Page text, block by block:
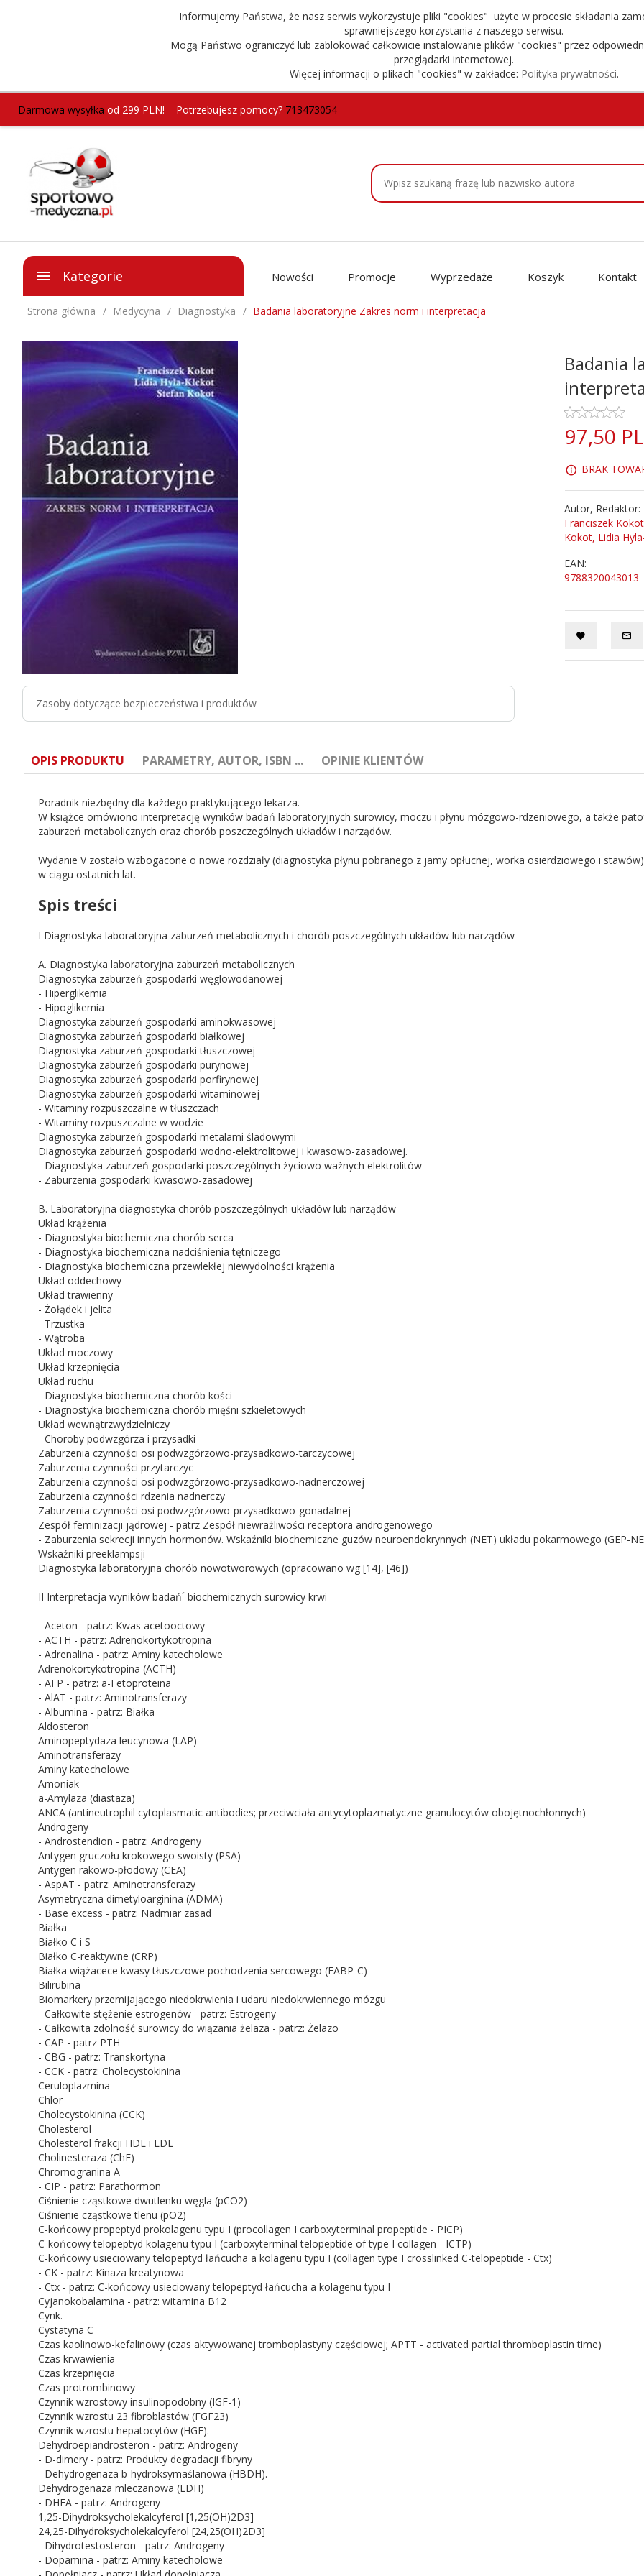
Informujemy Państwa, że nasz serwis wykorzystuje pliki "cookies" użyte w procesie składania
sprawniejszego korzystania z naszego serwisu.
Mogą Państwo ograniczyć lub zablokować całkowicie instalowanie plików "cookies" przez
przeglądarki internetowej.
Więcej informacji o plikach "cookies" w zakładce: Polityka prywatności.
Darmowa wysyłka od 299 PLN! Potrzebujesz pomocy?713473054
Kategorie Nowości Promocje Wyprzedaże Koszyk Kontakt
Strona główna Medycyna Diagnostyka Badania laboratoryjne Zakres norm i interpretacja
Zasoby dotyczące bezpieczeństwa i produktów
Badania
97,50
BRAK
Autor, Redaktor:
Franciszek
Kokot, Lidia
EAN:
9788320043013
OPIS PRODUKTU PARAMETRY, AUTOR, ISBN ... OPINIE KLIENTÓW
Poradnik niezbędny dla każdego praktykującego lekarza.
W książce omówiono interpretację wyników badań laboratoryjnych surowicy, moczu i płynu mózgowo-rdzeniowego, a także
zaburzeń metabolicznych oraz chorób poszczególnych układów i narządów.
Wydanie V zostało wzbogacone o nowe rozdziały (diagnostyka płynu pobranego z jamy opłucnej, worka osierdziowego i
w ciągu ostatnich lat.
Spis treści
I Diagnostyka laboratoryjna zaburzeń metabolicznych i chorób poszczególnych układów lub narządów
A. Diagnostyka laboratoryjna zaburzeń metabolicznych
Diagnostyka zaburzeń gospodarki węglowodanowej
- Hiperglikemia
- Hipoglikemia
Diagnostyka zaburzeń gospodarki aminokwasowej
Diagnostyka zaburzeń gospodarki białkowej
Diagnostyka zaburzeń gospodarki tłuszczowej
Diagnostyka zaburzeń gospodarki purynowej
Diagnostyka zaburzeń gospodarki porfirynowej
Diagnostyka zaburzeń gospodarki witaminowej
- Witaminy rozpuszczalne w tłuszczach
- Witaminy rozpuszczalne w wodzie
Diagnostyka zaburzeń gospodarki metalami śladowymi
Diagnostyka zaburzeń gospodarki wodno-elektrolitowej i kwasowo-zasadowej.
- Diagnostyka zaburzeń gospodarki poszczególnych życiowo ważnych elektrolitów
- Zaburzenia gospodarki kwasowo-zasadowej
B. Laboratoryjna diagnostyka chorób poszczególnych układów lub narządów
Układ krążenia
- Diagnostyka biochemiczna chorób serca
- Diagnostyka biochemiczna nadciśnienia tętniczego
- Diagnostyka biochemiczna przewlekłej niewydolności krążenia
Układ oddechowy
Układ trawienny
- Żołądek i jelita
- Trzustka
- Wątroba
Układ moczowy
Układ krzepnięcia
Układ ruchu
- Diagnostyka biochemiczna chorób kości
- Diagnostyka biochemiczna chorób mięśni szkieletowych
Układ wewnątrzwydzielniczy
- Choroby podwzgórza i przysadki
Zaburzenia czynności osi podwzgórzowo-przysadkowo-tarczycowej
Zaburzenia czynności przytarczyc
Zaburzenia czynności osi podwzgórzowo-przysadkowo-nadnerczowej
Zaburzenia czynności rdzenia nadnerczy
Zaburzenia czynności osi podwzgórzowo-przysadkowo-gonadalnej
Zespół feminizacji jądrowej - patrz Zespół niewrażliwości receptora androgenowego
- Zaburzenia sekrecji innych hormonów. Wskaźniki biochemiczne guzów neuroendokrynnych (NET) układu pokarmowego (GEP-
Wskaźniki preeklampsji
Diagnostyka laboratoryjna chorób nowotworowych (opracowano wg [14], [46])
II Interpretacja wyników badań´ biochemicznych surowicy krwi
- Aceton - patrz: Kwas acetooctowy
- ACTH - patrz: Adrenokortykotropina
- Adrenalina - patrz: Aminy katecholowe
Adrenokortykotropina (ACTH)
- AFP - patrz: a-Fetoproteina
- AlAT - patrz: Aminotransferazy
- Albumina - patrz: Białka
Aldosteron
Aminopeptydaza leucynowa (LAP)
Aminotransferazy
Aminy katecholowe
Amoniak
a-Amylaza (diastaza)
ANCA (antineutrophil cytoplasmatic antibodies; przeciwciała antycytoplazmatyczne granulocytów obojętnochłonnych)
Androgeny
- Androstendion - patrz: Androgeny
Antygen gruczołu krokowego swoisty (PSA)
Antygen rakowo-płodowy (CEA)
- AspAT - patrz: Aminotransferazy
Asymetryczna dimetyloarginina (ADMA)
- Base excess - patrz: Nadmiar zasad
Białka
Białko C i S
Białko C-reaktywne (CRP)
Białka wiążacece kwasy tłuszczowe pochodzenia sercowego (FABP-C)
Bilirubina
Biomarkery przemijającego niedokrwienia i udaru niedokrwiennego mózgu
- Całkowite stężenie estrogenów - patrz: Estrogeny
- Całkowita zdolność surowicy do wiązania żelaza - patrz: Żelazo
- CAP - patrz PTH
- CBG - patrz: Transkortyna
- CCK - patrz: Cholecystokinina
Ceruloplazmina
Chlor
Cholecystokinina (CCK)
Cholesterol
Cholesterol frakcji HDL i LDL
Cholinesteraza (ChE)
Chromogranina A
- CIP - patrz: Parathormon
Ciśnienie cząstkowe dwutlenku węgla (pCO2)
Ciśnienie cząstkowe tlenu (pO2)
C-końcowy propeptyd prokolagenu typu I (procollagen I carboxyterminal propeptide - PICP)
C-końcowy telopeptyd kolagenu typu I (carboxyterminal telopeptide of type I collagen - ICTP)
C-końcowy usieciowany telopeptyd łańcucha a kolagenu typu I (collagen type I crosslinked C-telopeptide - Ctx)
- CK - patrz: Kinaza kreatynowa
- Ctx - patrz: C-końcowy usieciowany telopeptyd łańcucha a kolagenu typu I
Cyjanokobalamina - patrz: witamina B12
Cynk.
Cystatyna C
Czas kaolinowo-kefalinowy (czas aktywowanej tromboplastyny częściowej; APTT - activated partial thromboplastin time)
Czas krwawienia
Czas krzepnięcia
Czas protrombinowy
Czynnik wzrostowy insulinopodobny (IGF-1)
Czynnik wzrostu 23 fibroblastów (FGF23)
Czynnik wzrostu hepatocytów (HGF).
Dehydroepiandrosteron - patrz: Androgeny
- D-dimery - patrz: Produkty degradacji fibryny
- Dehydrogenaza b-hydroksymaślanowa (HBDH).
Dehydrogenaza mleczanowa (LDH)
- DHEA - patrz: Androgeny
1,25-Dihydroksycholekalcyferol [1,25(OH)2D3]
24,25-Dihydroksycholekalcyferol [24,25(OH)2D3]
- Dihydrotestosteron - patrz: Androgeny
- Dopamina - patrz: Aminy katecholowe
ISBN: 978-83-200-4301-3
Autor:
Wydanie: 5
Rok wydania: 2011
Format: 12.5x19.5cm
Liczba stron: 376
Oprawa: Miękka